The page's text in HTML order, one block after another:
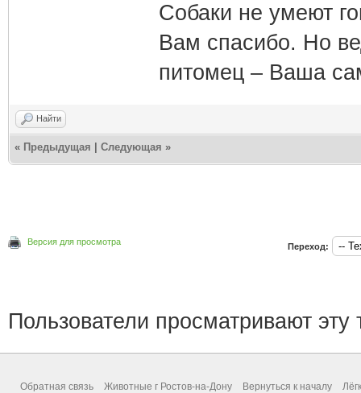
Собаки не умеют
Вам спасибо. Но
питомец – Ваша
Найти
« Предыдущая Следующая »
Версия для просмотра Переход:
Пользователи просматривают эту
Обратная связь Животные г Ростов-на-Дону Вернуться к началу